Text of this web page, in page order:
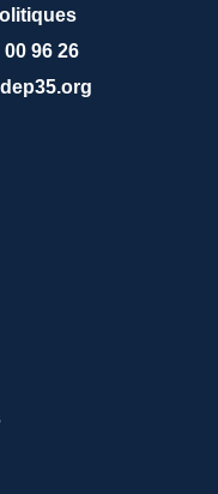
00 96 26